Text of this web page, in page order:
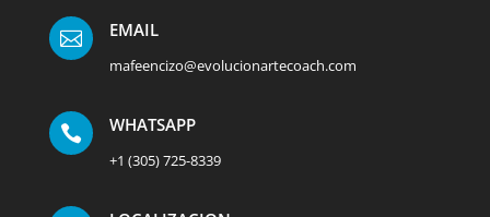
 EMAIL
mafeencizo@evolucionartecoach.com
 WHATSAPP
+1 (305) 725-8339